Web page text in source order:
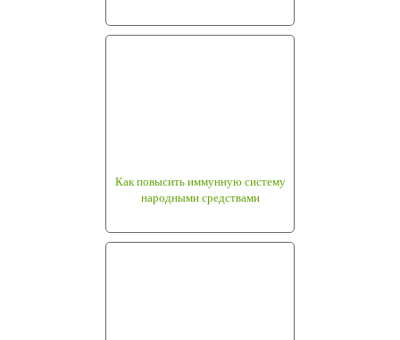
Как повысить иммунную систему
народными средствами